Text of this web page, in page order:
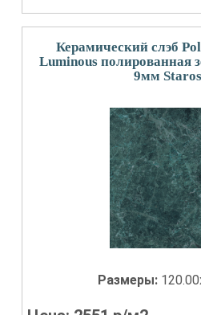
Керамический слэб
Luminous полированная
9мм
Размеры: